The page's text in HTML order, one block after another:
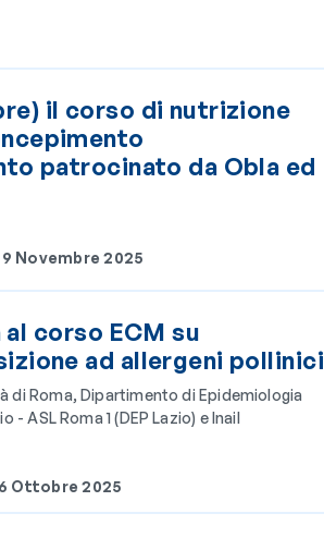
il corso di nutrizione
patrocinato da Obla ed
Novembre 2025
corso ECM su
ad allergeni pollinici
di Roma, Dipartimento di Epidemiologia
- ASL Roma 1 (DEP Lazio) e Inail
Ottobre 2025